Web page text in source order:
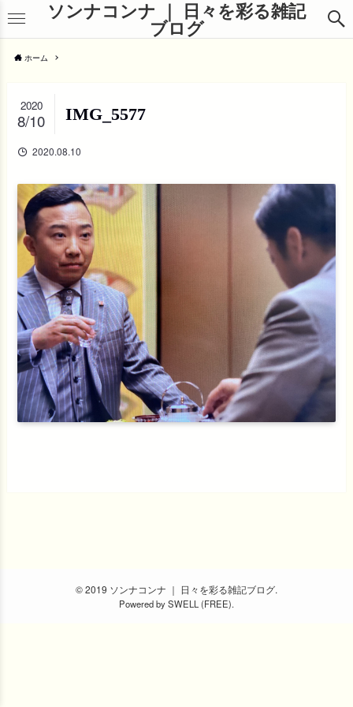
ソンナコンナ ｜ 日々を彩る雑記
ブログ
ホーム
IMG_5577
2020
8/10
2020.08.10
© 2019 ソンナコンナ ｜ 日々を彩る雑記ブログ.
Powered bySWELL (FREE).